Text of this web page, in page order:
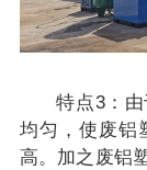
特点3：
均匀，使废铝
高。加之废铝